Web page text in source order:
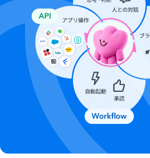
チームプランやサクセスプランなどの
間の無料トライアルを行うことが可能
ル中には制限対象のアプリを使用する
トリガーは5分、10分、15分、30分、
間隔を選択できます。
プランによって最短の起動間隔が異な
ください。
OCRデータは6,500文字以上のデータ
などは読み取れない場合があるので、
ダウンロード可能なファイル容量は最
す。アプリの仕様によっては300MB未
あるので、ご注意ください。
トリガー、各オペレーションでの取り
ル容量の詳細は下記をご参照ください。
https://intercom.help/yoom/ja/